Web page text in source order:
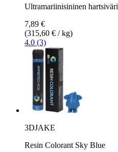
Ultramariinisininen hartsiväri
7,89 €
(315,60 € / kg)
4.0 (3)
3DJAKE
Resin Colorant Sky Blue